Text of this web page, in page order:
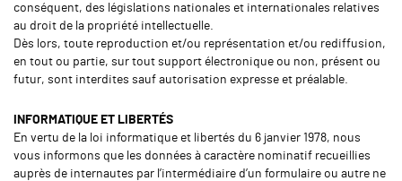
conséquent, des législations nationales et internationales relatives
au droit de la propriété intellectuelle.
Dès lors, toute reproduction et/ou représentation et/ou rediffusion,
en tout ou partie, sur tout support électronique ou non, présent ou
futur, sont interdites sauf autorisation expresse et préalable.
INFORMATIQUE ET LIBERTÉS
En vertu de la loi informatique et libertés du 6 janvier 1978, nous
vous informons que les données à caractère nominatif recueillies
auprès de internautes par l’intermédiaire d’un formulaire ou autre ne